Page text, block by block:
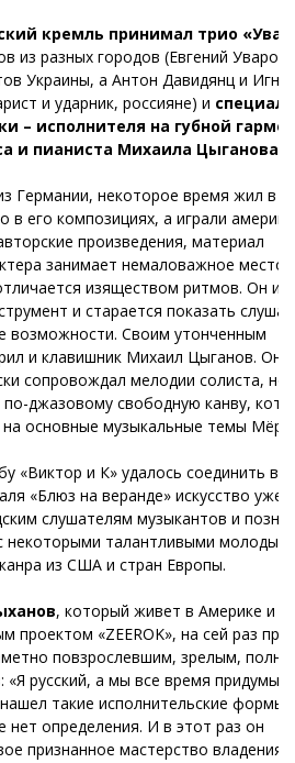
кремль принимал трио
из разных городов (Евгений Уваров
Украины, а Антон Давидянц и
и ударник, россияне) и
– исполнителя на губной
и пианиста Михаила Цыганова.
Германии, некоторое время жил в
в его композициях, а играли
произведения, материал
занимает немаловажное место.
изяществом ритмов. Он
и старается показать
возможности. Своим утонченным
и клавишник Михаил Цыганов. Он
сопровождал мелодии солиста, но
джазовому свободную канву,
на основные музыкальные темы
«Виктор и К» удалось соединить в
«Блюз на веранде» искусство уже
слушателям музыкантов и
некоторыми талантливыми
из США и стран Европы.
, который живет в Америке и
проектом «ZEEROK», на сей раз
повзрослевшим, зрелым,
«Я русский, а мы все время
такие исполнительские формы,
определения. И в этот раз он
признанное мастерство владения